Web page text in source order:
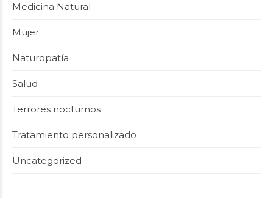
Medicina Natural
Mujer
Naturopatía
Salud
Terrores nocturnos
Tratamiento personalizado
Uncategorized